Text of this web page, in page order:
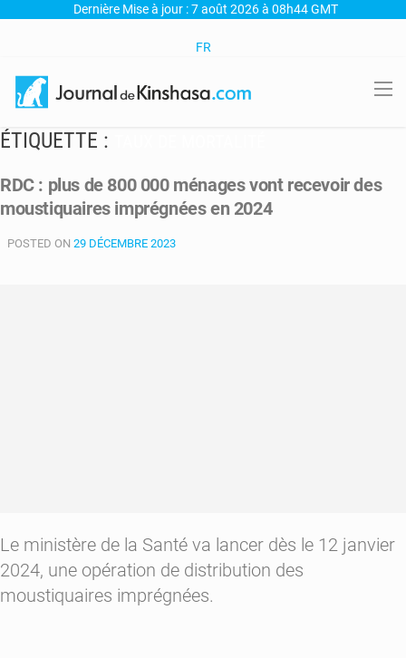
Dernière Mise à jour : 7 août 2026 à 08h44 GMT
FR
ÉTIQUETTE :
RDC : plus de 800 000 ménages vont recevoir des
moustiquaires imprégnées en 2024
POSTED ON 29 DÉCEMBRE 2023
Le ministère de la Santé va lancer dès le 12 janvier
2024, une opération de distribution des
moustiquaires imprégnées.